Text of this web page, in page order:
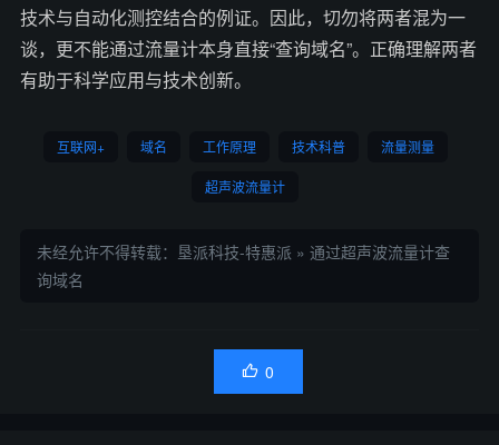
技术与自动化测控结合的例证。因此，切勿将两者混为一
谈，更不能通过流量计本身直接“查询域名”。正确理解两者
有助于科学应用与技术创新。
互联网+ 域名 工作原理 技术科普 流量测量
超声波流量计
未经允许不得转载： 垦派科技-特惠派 » 通过超声波流量计查
询域名
 0